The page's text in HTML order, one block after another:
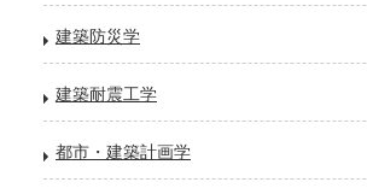
建築防災学
建築耐震工学
都市・建築計画学